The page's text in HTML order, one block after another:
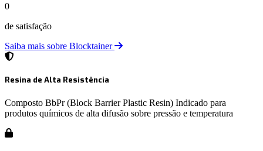
0
de satisfação
Saiba mais sobre Blocktainer
Resina de Alta Resistência
Composto BbPr (Block Barrier Plastic Resin) Indicado para
produtos químicos de alta difusão sobre pressão e temperatura